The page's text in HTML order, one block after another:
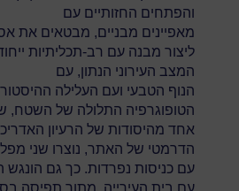
והפתחים החזותיים עם
מאפיינים מבניים, מבטאים את
ליצור מבנה עם רב-תכליתיות
המצב העירוני הנתון, עם
הנוף הטבעי ועם העלילה
הטופוגרפיה התלולה של השטח,
אחד מהיסודות של הרעיון
הדרמטי של האתר, נוצרו שני
עם כניסות נפרדות. כך גם
עם בית העירייה, מתוך תפיסה